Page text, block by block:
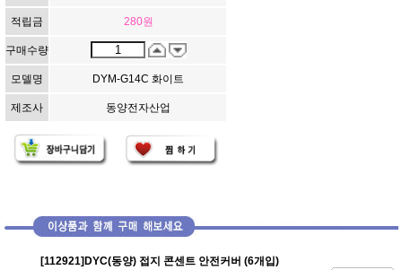
적립금 280원
구매수량
모델명 DYM-G14C 화이트
제조사 동양전자산업
[112921]DYC(동양) 접지 콘센트 안전커버 (6개입)